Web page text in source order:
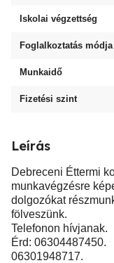
Iskolai végzettség
Foglalkoztatás módja
Munkaidő
Fizetési szint
Leírás
Debreceni Éttermi
munkavégzésre
dolgozókat
fölveszünk.
Telefonon hívjanak.
Érd: 06304487450.
06301948717.